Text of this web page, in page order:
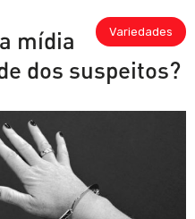
Variedades
mídia
dos suspeitos?